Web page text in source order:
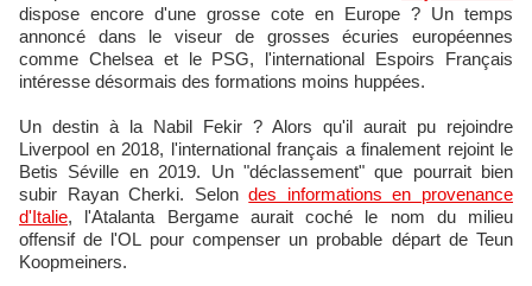
dispose encore d'une grosse cote en Europe ? Un temps
annoncé dans le viseur de grosses écuries européennes
comme Chelsea et le PSG, l'international Espoirs Français
intéresse désormais des formations moins huppées.
Un destin à la Nabil Fekir ? Alors qu'il aurait pu rejoindre
Liverpool en 2018, l'international français a finalement rejoint le
Betis Séville en 2019. Un "déclassement" que pourrait bien
subir Rayan Cherki. Selondes informations en provenance
d'Italie, l'Atalanta Bergame aurait coché le nom du milieu
offensif de l'OL pour compenser un probable départ de Teun
Koopmeiners.